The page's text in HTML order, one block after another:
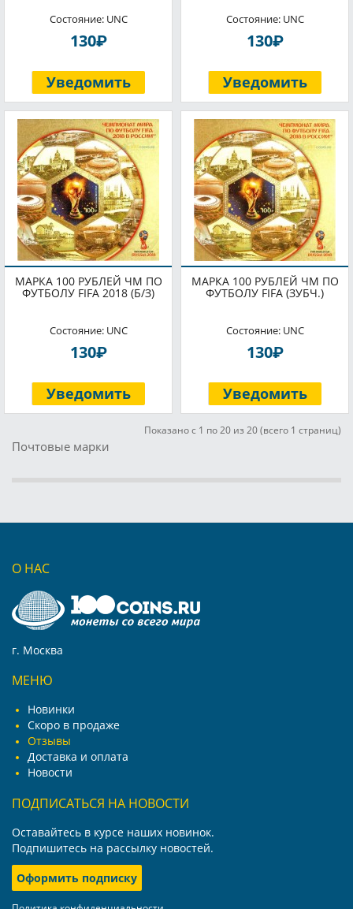
Состояние: UNC
130P
Уведомить
Состояние: UNC
130P
Уведомить
МАРКА 100 РУБЛЕЙ ЧМ ПО
ФУТБОЛУ FIFA 2018 (Б/З)
Состояние: UNC
130P
Уведомить
МАРКА 100 РУБЛЕЙ ЧМ ПО
ФУТБОЛУ FIFA (ЗУБЧ.)
Состояние: UNC
130P
Уведомить
Показано с 1 по 20 из 20 (всего 1 страниц)
Почтовые марки
О НАС
г. Москва
МЕНЮ
Новинки
Скоро в продаже
Отзывы
Доставка и оплата
Новости
ПОДПИСАТЬСЯ НА НОВОСТИ
Оставайтесь в курсе наших новинок.
Подпишитесь на рассылку новостей.
Оформить подписку